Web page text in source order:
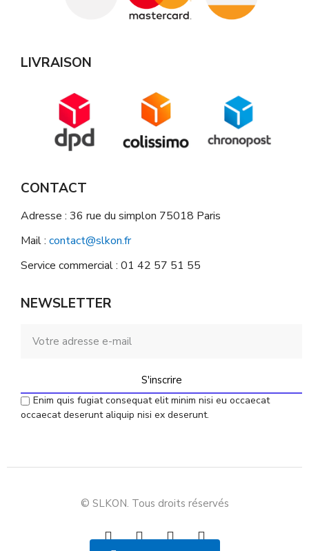
LIVRAISON
CONTACT
Adresse : 36 rue du simplon 75018 Paris
Mail : contact@slkon.fr
Service commercial : 01 42 57 51 55
NEWSLETTER
S'inscrire
Enim quis fugiat consequat elit minim nisi eu occaecat
occaecat deserunt aliquip nisi ex deserunt.
© SLKON. Tous droits réservés